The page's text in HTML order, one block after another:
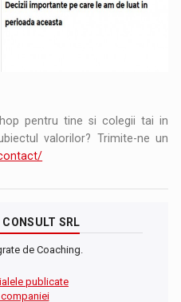
pentru tine si colegii tai in
valorilor? Trimite-ne un
CONSULT SRL
de Coaching.
publicate